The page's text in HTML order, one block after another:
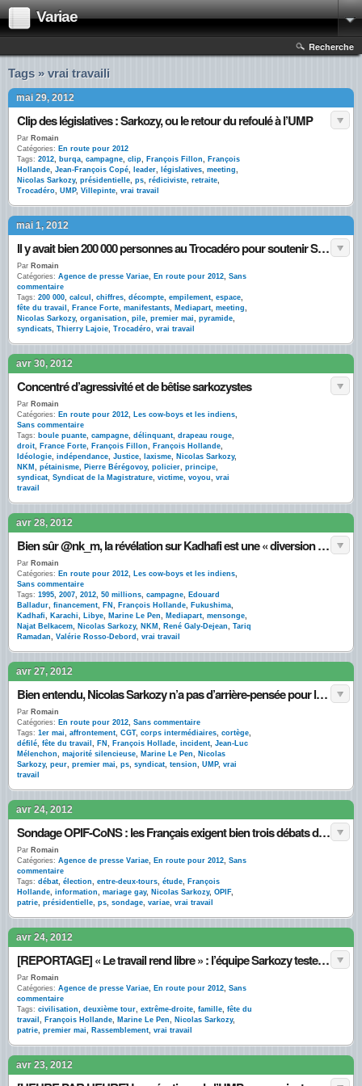
Variae
Recherche
Tags » vrai travaili
mai 29, 2012
Clip des législatives : Sarkozy, ou le retour du refoulé à l’UMP
Par Romain
Catégories: En route pour 2012
Tags: 2012, burqa, campagne, clip, François Fillon, François
Hollande, Jean-François Copé, leader, législatives, meeting,
Nicolas Sarkozy, présidentielle, ps, rédiciviste, retraite,
Trocadéro, UMP, Villepinte, vrai travail
mai 1, 2012
Il y avait bien 200 000 personnes au Trocadéro pour soutenir Sarkozy
Par Romain
Catégories: Agence de presse Variae, En route pour 2012, Sans
commentaire
Tags: 200 000, calcul , chiffres, décompte, empilement, espace,
fête du travail , France Forte, manifestants, Mediapart, meeting,
Nicolas Sarkozy, organisation, pile, premier mai, pyramide,
syndicats, Thierry Lajoie, Trocadéro, vrai travail
avr 30, 2012
Concentré d’agressivité et de bêtise sarkozystes
Par Romain
Catégories: En route pour 2012, Les cow-boys et les indiens,
Sans commentaire
Tags: boule puante, campagne, délinquant, drapeau rouge,
droit, France Forte, François Fillon, François Hollande,
Idéologie, indépendance, Justice, laxisme, Nicolas Sarkozy,
NKM , pétainisme, Pierre Bérégovoy, policier, principe,
syndicat, Syndicat de la Magistrature, victime, voyou, vrai
travail
avr 28, 2012
Bien sûr @nk_m, la révélation sur Kadhafi est une « diversion » de la gauche !
Par Romain
Catégories: En route pour 2012, Les cow-boys et les indiens,
Sans commentaire
Tags: 1995, 2007, 2012, 50 millions, campagne, Edouard
Balladur, financement, FN , François Hollande, Fukushima,
Kadhafi, Karachi, Libye, Marine Le Pen, Mediapart, mensonge,
Najat Belkacem, Nicolas Sarkozy, NKM , René Galy-Dejean, Tariq
Ramadan, Valérie Rosso-Debord , vrai travail
avr 27, 2012
Bien entendu, Nicolas Sarkozy n’a pas d’arrière-pensée pour le 1er mai
Par Romain
Catégories: En route pour 2012, Sans commentaire
Tags: 1er mai, affrontement, CGT, corps intermédiaires, cortège,
défilé, fête du travail , FN , François Hollade, incident, Jean-Luc
Mélenchon, majorité silencieuse, Marine Le Pen, Nicolas
Sarkozy, peur, premier mai, ps, syndicat, tension, UMP, vrai
travail
avr 24, 2012
Sondage OPIF-CoNS : les Français exigent bien trois débats d’entre-deux-tours
Par Romain
Catégories: Agence de presse Variae, En route pour 2012, Sans
commentaire
Tags: débat, élection, entre-deux-tours, étude, François
Hollande, information, mariage gay, Nicolas Sarkozy, OPIF,
patrie, présidentielle, ps, sondage, variae, vrai travail
avr 24, 2012
[REPORTAGE] « Le travail rend libre » : l’équipe Sarkozy teste de nouveaux slogans
Par Romain
Catégories: Agence de presse Variae, En route pour 2012, Sans
commentaire
Tags: civilisation, deuxième tour, extrême-droite, famille, fête du
travail , François Hollande, Marine Le Pen, Nicolas Sarkozy,
patrie, premier mai, Rassemblement, vrai travail
avr 23, 2012